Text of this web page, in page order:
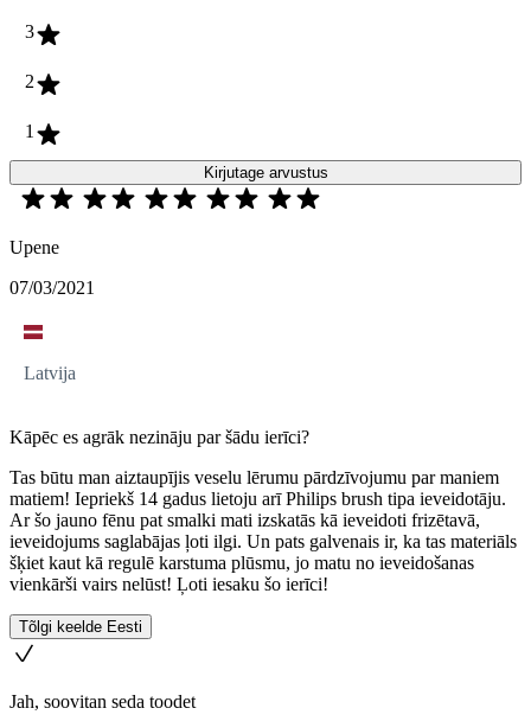
3
2
1
Kirjutage arvustus
Upene
07/03/2021
Latvija
Kāpēc es agrāk nezināju par šādu ierīci?
Tas būtu man aiztaupījis veselu lērumu pārdzīvojumu par maniem
matiem! Iepriekš 14 gadus lietoju arī Philips brush tipa ieveidotāju.
Ar šo jauno fēnu pat smalki mati izskatās kā ieveidoti frizētavā,
ieveidojums saglabājas ļoti ilgi. Un pats galvenais ir, ka tas materiāls
šķiet kaut kā regulē karstuma plūsmu, jo matu no ieveidošanas
vienkārši vairs nelūst! Ļoti iesaku šo ierīci!
Tõlgi keelde Eesti
Jah, soovitan seda toodet